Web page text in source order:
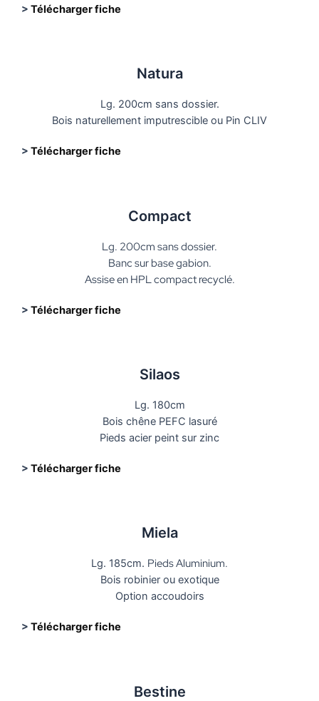
> Télécharger fiche
Natura
Lg. 200cm sans dossier.
Bois naturellement imputrescible ou Pin CLIV
> Télécharger fiche
Compact
Lg. 200cm sans dossier.
Banc sur base gabion.
Assise en HPL compact recyclé.
> Télécharger fiche
Silaos
Lg. 180cm
Bois chêne PEFC lasuré
Pieds acier peint sur zinc
> Télécharger fiche
Miela
Lg. 185cm. Pieds Aluminium.
Bois robinier ou exotique
Option accoudoirs
> Télécharger fiche
Bestine